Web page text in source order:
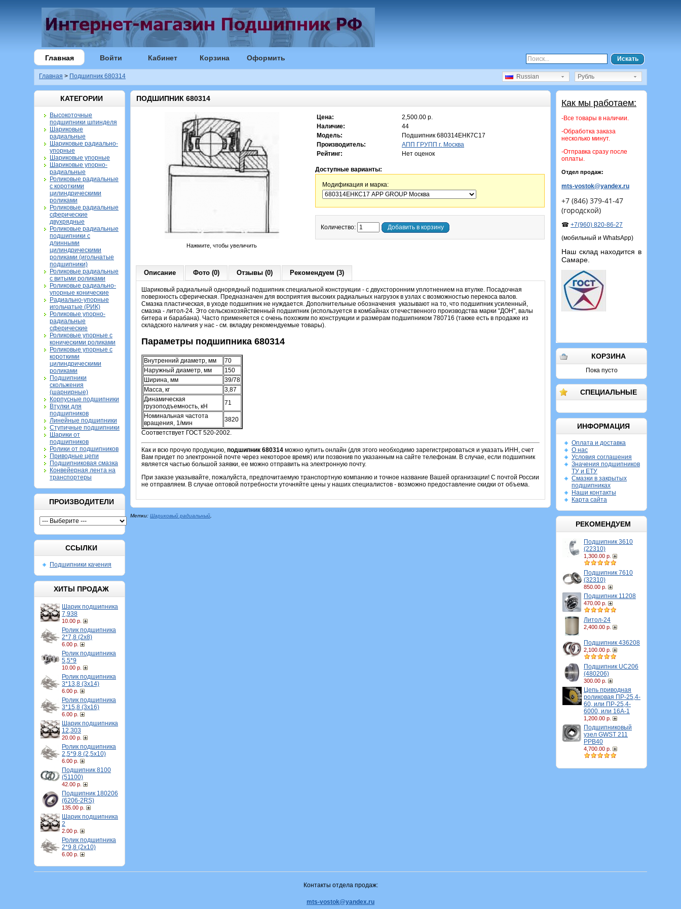
Главная Войти Кабинет Корзина Оформить Искать
Главная > Подшипник 680314 Рубль
Russian
КАТЕГОРИИ
Высокоточные
подшипники шпинделя
Шариковые
радиальные
Шариковые радиально-
упорные
Шариковые упорные
Шариковые упорно-
радиальные
Роликовые радиальные
с короткими
цилиндрическими
роликами
Роликовые радиальные
сферические
двухрядные
Роликовые радиальные
подшипники с
длинными
цилиндрическими
роликами (игольчатые
подшипники)
Роликовые радиальные
с витыми роликами
Роликовые радиально-
упорные конические
Радиально-упорные
игольчатые (РИК)
Роликовые упорно-
радиальные
сферические
Роликовые упорные с
коническими роликами
Роликовые упорные с
короткими
цилиндрическими
роликами
Подшипники
скольжения
(шарнирные)
Корпусные подшипники
Втулки для
подшипников
Линейные подшипники
Ступичные подшипники
Шарики от
подшипников
Ролики от подшипников
Приводные цепи
Подшипниковая смазка
Конвейерная лента на
транспортеры
ПРОИЗВОДИТЕЛИ
ССЫЛКИ
Подшипники качения
ХИТЫ ПРОДАЖ
Шарик подшипника
7,938
10.00 р.
Ролик подшипника
2*7,8 (2х8)
6.00 р.
Ролик подшипника
5,5*9
10.00 р.
Ролик подшипника
3*13,8 (3х14)
6.00 р.
Ролик подшипника
3*15,8 (3х16)
6.00 р.
Шарик подшипника
12,303
20.00 р.
Ролик подшипника
2,5*9,8 (2,5х10)
6.00 р.
Подшипник 8100
(51100)
42.00 р.
Подшипник 180206
(6206-2RS)
135.00 р.
Шарик подшипника
2
2.00 р.
Ролик подшипника
2*9,8 (2х10)
6.00 р.
Как мы работаем:
-Все товары в наличии.
-Обработка заказа
несколько минут.
-Отправка сразу после
оплаты.
Отдел продаж:
mts-vostok@yandex.ru
+7 (846) 379-41-47
(городской)
☎ +7(960) 820-86-27
(мобильный и WhatsApp)
Наш склад находится в
Самаре.
КОРЗИНА
Пока пусто
СПЕЦИАЛЬНЫЕ
ИНФОРМАЦИЯ
Оплата и доставка
О нас
Условия соглашения
Значения подшипников
ТУ и ЕТУ
Смазки в закрытых
подшипниках
Наши контакты
Карта сайта
РЕКОМЕНДУЕМ
Подшипник 3610
(22310)
1,300.00 р.
Подшипник 7610
(32310)
850.00 р.
Подшипник 11208
470.00 р.
Литол-24
2,400.00 р.
Подшипник 436208
2,100.00 р.
Подшипник UC206
(480206)
300.00 р.
Цепь приводная
роликовая ПР-25,4-
60, или ПР-25,4-
6000, или 16A-1
1,200.00 р.
Подшипниковый
узел GWST 211
PPB40
4,700.00 р.
ПОДШИПНИК 680314
Нажмите, чтобы увеличить
Цена:
2,500.00 р.
Наличие:
44
Модель:
Подшипник 680314ЕНК7С17
Производитель:
АПП ГРУПП г. Москва
Рейтинг:
Нет оценок
Доступные варианты:
Модификация и марка:
Количество: Добавить в корзину
Описание Фото (0) Отзывы (0) Рекомендуем (3)
Шариковый радиальный однорядный подшипник специальной конструкции - с двухсторонним уплотнением на втулке. Посадочная
поверхность сферическая. Предназначен для восприятия высоких радиальных нагрузок в узлах с возможностью перекоса валов.
Смазка пластическая, в уходе подшипник не нуждается. Дополнительные обозначения указывают на то, что подшипник усиленный,
смазка - литол-24. Это сельскохозяйственный подшипник (используется в комбайнах отечественного производства марки "ДОН", валы
битера и барабана). Часто применяется с очень похожим по конструкции и размерам подшипником 780716 (также есть в продаже из
складского наличия у нас - см. вкладку рекомендуемые товары).
Параметры подшипника 680314
Внутренний диаметр, мм
70
Наружный диаметр, мм
150
Ширина, мм
39/78
Масса, кг
3,87
Динамическая
грузоподъемность, кН
71
Номинальная частота
вращения, 1/мин
3820
Соответствует ГОСТ 520-2002.
Как и всю прочую продукцию, подшипник 680314 можно купить онлайн (для этого необходимо зарегистрироваться и указать ИНН, счет
Вам придет по электронной почте через некоторое время) или позвонив по указанным на сайте телефонам. В случае, если подшипник
является частью большой заявки, ее можно отправить на электронную почту.
При заказе указывайте, пожалуйста, предпочитаемую транспортную компанию и точное название Вашей организации! С почтой России
не отправляем. В случае оптовой потребности уточняйте цены у наших специалистов - возможно предоставление скидки от объема.
Метки: Шариковый радиальный
Контакты отдела продаж:
mts-vostok@yandex.ru